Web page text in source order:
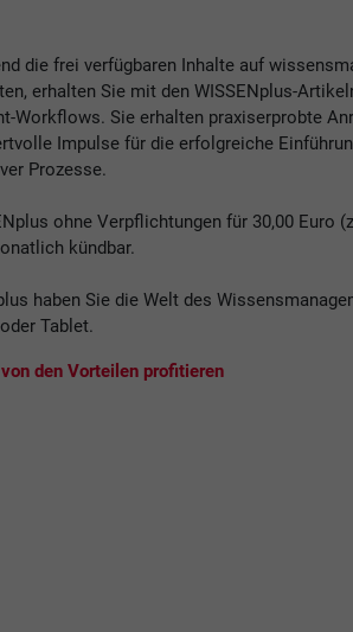
die frei verfügbaren Inhalte auf
erhalten Sie mit den WISSENplus-
Workflows. Sie erhalten praxiserprobte
Impulse für die erfolgreiche
Prozesse.
ohne Verpflichtungen für 30,00 Euro
kündbar.
haben Sie die Welt des
Tablet.
den Vorteilen profitieren